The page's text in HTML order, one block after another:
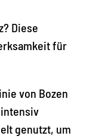
Diese
für
von Bozen
genutzt, um